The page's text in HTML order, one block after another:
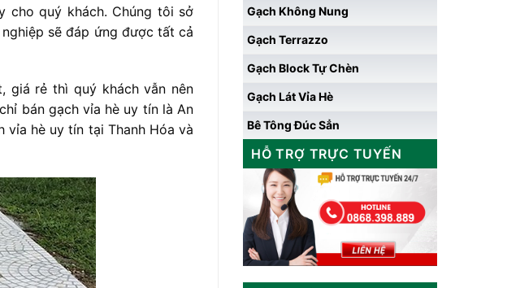
cho quý khách. Chúng tôi sở
sẽ đáp ứng được tất cả
giá rẻ thì quý khách vẫn nên
bán gạch vỉa hè uy tín là An
hè uy tín tại Thanh Hóa và
Gạch Không Nung
Gạch Terrazzo
Gạch Block Tự Chèn
Gạch Lát Vỉa Hè
Bê Tông Đúc Sẳn
HỖ TRỢ TRỰC TUYẾN